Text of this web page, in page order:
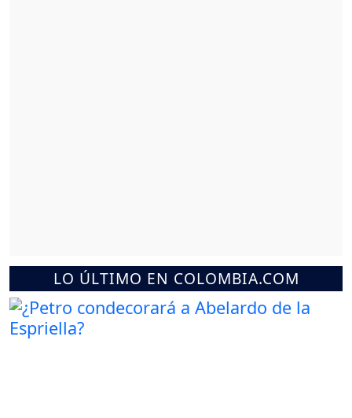
LO ÚLTIMO EN COLOMBIA.COM